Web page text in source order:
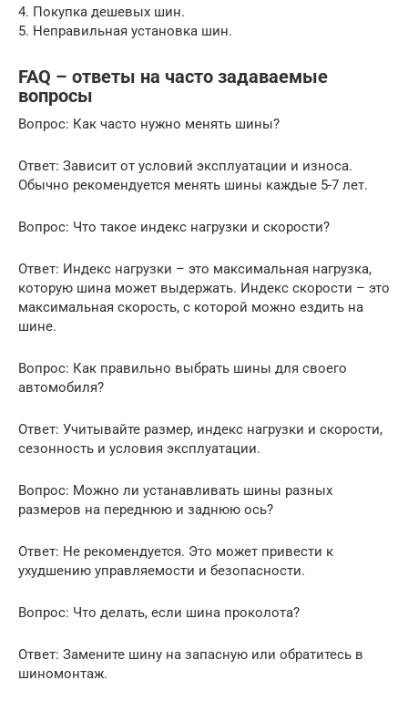
4. Покупка дешевых шин.
5. Неправильная установка шин.
FAQ – ответы на часто задаваемые
вопросы
Вопрос: Как часто нужно менять шины?
Ответ: Зависит от условий эксплуатации и износа.
Обычно рекомендуется менять шины каждые 5-7 лет.
Вопрос: Что такое индекс нагрузки и скорости?
Ответ: Индекс нагрузки – это максимальная нагрузка,
которую шина может выдержать. Индекс скорости – это
максимальная скорость, с которой можно ездить на
шине.
Вопрос: Как правильно выбрать шины для своего
автомобиля?
Ответ: Учитывайте размер, индекс нагрузки и скорости,
сезонность и условия эксплуатации.
Вопрос: Можно ли устанавливать шины разных
размеров на переднюю и заднюю ось?
Ответ: Не рекомендуется. Это может привести к
ухудшению управляемости и безопасности.
Вопрос: Что делать, если шина проколота?
Ответ: Замените шину на запасную или обратитесь в
шиномонтаж.